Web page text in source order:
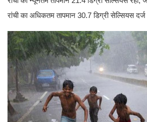
रांची का अधिकतम तापमान 30.7 डिग्री सेल्सियस दर्ज